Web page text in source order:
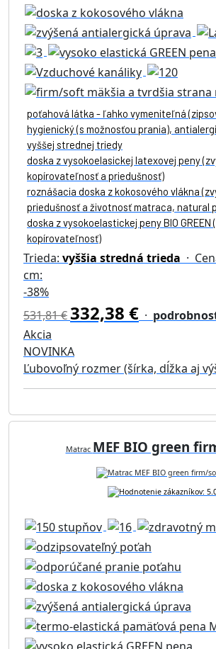
poťahová látka - ľahko vymeniteľná
hygienický (s možnosťou prania),
vyššej strednej triedy
doska z vysokoelasickej latexovej peny
kopírovateľnosť a priedušnosť)
roznášacia doska z kokosového vlákna
priedušnosť a životnosť matraca, natural
doska z vysokoelastickej peny BIO GREEN
kopírovateľnosť)
Trieda: vyššia stredná trieda ·
cm:
-38%
531,81 €332,38 € ·
Akcia
NOVINKA
Ľubovoľný rozmer (šírka, dĺžka aj
Matrac MEF BIO green